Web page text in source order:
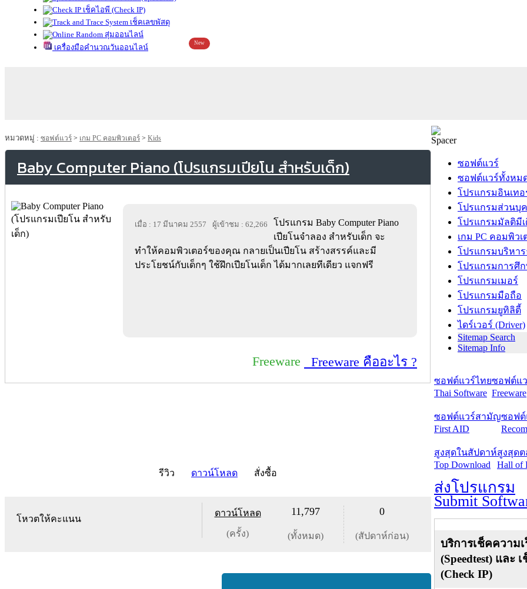
เช็คไอพี (Check IP)
เช็คเลขพัสดุ
สุ่มออนไลน์
เครื่องมือคำนวณวันออนไลน์
New
หมวดหมู่ : ซอฟต์แวร์ > เกม PC คอมพิวเตอร์ > Kids
Baby Computer Piano (โปรแกรมเปียโน สำหรับเด็ก)
เมื่อ : 17 มีนาคม 2557 ผู้เข้าชม : 62,266
โปรแกรม Baby Computer Piano
เปียโนจำลอง สำหรับเด็ก จะ
ทำให้คอมพิวเตอร์ของคุณ กลายเป็นเปียโน สร้างสรรค์และมี
ประโยชน์กับเด็กๆ ใช้ฝึกเปียโนเด็ก ได้มากเลยทีเดียว แจกฟรี
Freeware Freeware คืออะไร ?
รีวิว ดาวน์โหลด สั่งซื้อ
โหวตให้คะแนน
ดาวน์โหลด
(ครั้ง)
11,797
(ทั้งหมด)
0
(สัปดาห์ก่อน)
ซอฟต์แวร์
ซอฟต์แวร์ทั้งหม
โปรแกรมอินเทอ
โปรแกรมส่วนบุ
โปรแกรมมัลติมีเ
เกม PC คอมพิวเ
โปรแกรมบริหา
โปรแกรมการศึ
โปรแกรมเมอร์
โปรแกรมมือถือ
โปรแกรมยูทิลิตี้
ไดร์เวอร์ (Driver)
Sitemap Search
Sitemap Info
ซอฟต์แวร์ไทย
Thai Software
ซอฟต์แ
Freeware
ซอฟต์แวร์สามัญ
First AID
ซอฟต์
สูงสุดในสัปดาห์
Top Download
สูงสุด
Hall of
ส่งโปรแกรม
Submit
บริการเช็คความเ
(Speedtest) และ
(Check IP)